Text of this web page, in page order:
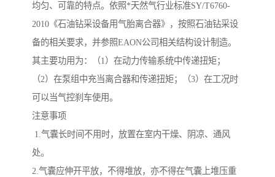
均匀、可靠的特点。依照*天然气行业标准SY/T6760-
2010《石油钻采设备用气胎离合器》，按照石油钻采设
备的相关要求，并参照EAON公司相关结构设计制造。
其主要功用为：（1）在动力传输系统中传递扭矩；
（2）在泵组中充当离合器和传递扭矩；（3）在工况时
可以当气控刹车使用。
注意事项
1.气囊长时间不用时，放置在室内干燥、阴凉、通风
处。
2.气囊应伸开平放，不得堆放，亦不得在气囊上堆压重